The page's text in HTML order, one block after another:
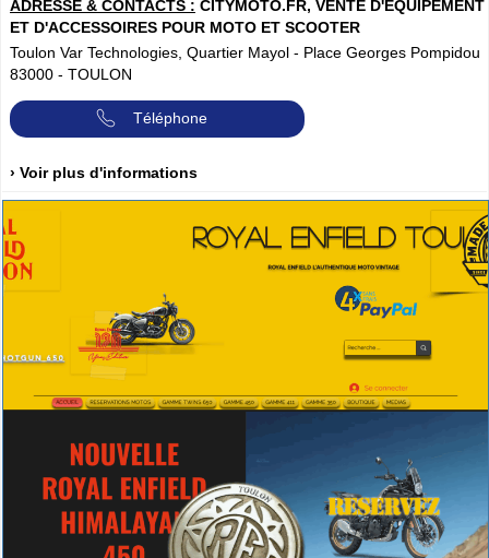
ADRESSE & CONTACTS : CITYMOTO.FR, VENTE D'EQUIPEMENT
ET D'ACCESSOIRES POUR MOTO ET SCOOTER
Toulon Var Technologies, Quartier Mayol - Place Georges Pompidou
83000 - TOULON
Téléphone
› Voir plus d'informations